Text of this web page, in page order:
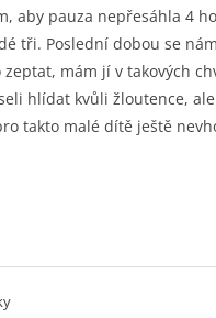
aby pauza nepřesáhla 4
tři. Poslední dobou se
mám jí v takových
hlídat kvůli žloutence,
takto malé dítě ještě